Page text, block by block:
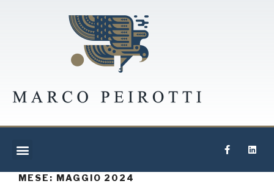
MESE: MAGGIO 2024